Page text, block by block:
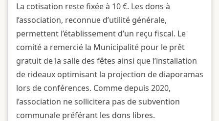
La cotisation reste fixée à 10 €. Les dons à
l’association, reconnue d’utilité générale,
permettent l’établissement d’un reçu fiscal. Le
comité a remercié la Municipalité pour le prêt
gratuit de la salle des fêtes ainsi que l’installation
de rideaux optimisant la projection de diaporamas
lors de conférences. Comme depuis 2020,
l’association ne sollicitera pas de subvention
communale préférant les dons libres.